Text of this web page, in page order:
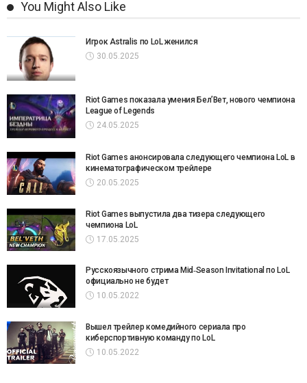
You Might Also Like
Игрок Astralis по LoL женился
30.05.2025
Riot Games показала умения Бел’Вет, нового чемпиона
League of Legends
24.05.2025
Riot Games анонсировала следующего чемпиона LoL в
кинематографическом трейлере
20.05.2025
Riot Games выпустила два тизера следующего
чемпиона LoL
17.05.2025
Русскоязычного стрима Mid‑Season Invitational по LoL
официально не будет
10.05.2022
Вышел трейлер комедийного сериала про
киберспортивную команду по LoL
10.05.2022